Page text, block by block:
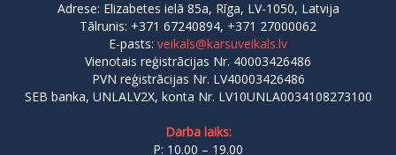
Adrese: Elizabetes ielā 85a, Rīga, LV-1050, Latvija
Tālrunis: +371 67240894, +371 27000062
E-pasts: veikals@karsuveikals.lv
Vienotais reģistrācijas Nr. 40003426486
PVN reģistrācijas Nr. LV40003426486
SEB banka, UNLALV2X, konta Nr. LV10UNLA0034108273100
Darba laiks:
P: 10.00 – 19.00